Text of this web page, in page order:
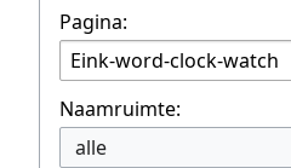
Pagina:
Naamruimte:
alle